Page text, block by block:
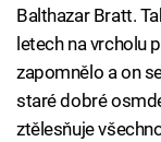
Balthazar Bratt.
letech na vrcholu
zapomnělo a on
staré dobré
ztělesňuje